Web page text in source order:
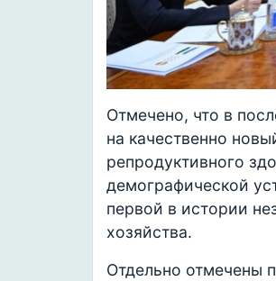
Отмечено, что в
на качественно
репродуктивного
демографической
первой в истории
хозяйства.
Отдельно отмечены